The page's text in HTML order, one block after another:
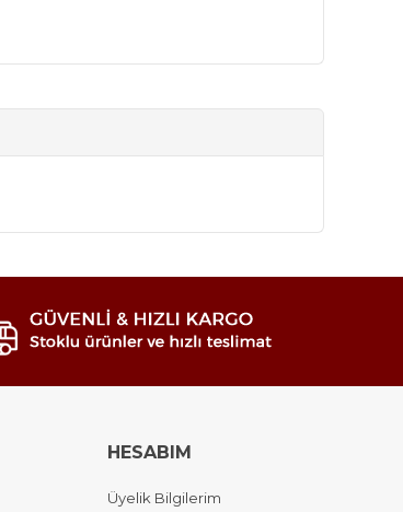
HESABIM
Üyelik Bilgilerim